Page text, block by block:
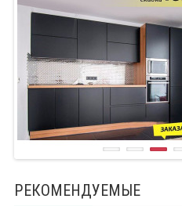
РЕКОМЕНДУЕМЫЕ